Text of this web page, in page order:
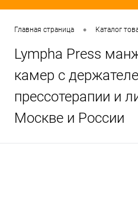
Главная страница • Каталог
Lympha Press
камер с
прессотерапии и
Москве и России